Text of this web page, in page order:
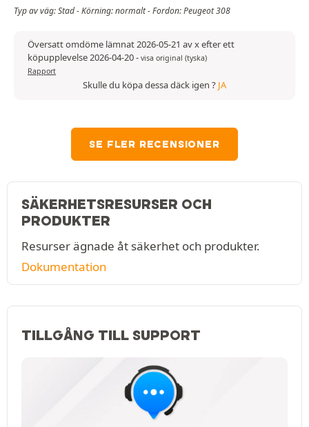
Typ av väg: Stad - Körning: normalt - Fordon: Peugeot 308
Översatt omdöme lämnat 2026-05-21 av x efter ett
köpupplevelse 2026-04-20- visa original (tyska)
Rapport
Skulle du köpa dessa däck igen ? JA
SE FLER RECENSIONER
SÄKERHETSRESURSER OCH
PRODUKTER
Resurser ägnade åt säkerhet och produkter.
Dokumentation
TILLGÅNG TILL SUPPORT